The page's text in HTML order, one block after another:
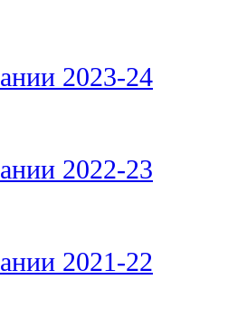
2023-24
2022-23
2021-22